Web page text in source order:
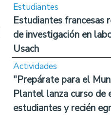
Estudiantes
Estudiantes francesas
de investigación en
Usach
Actividades
"Prepárate para el
Plantel lanza curso de
estudiantes y recién